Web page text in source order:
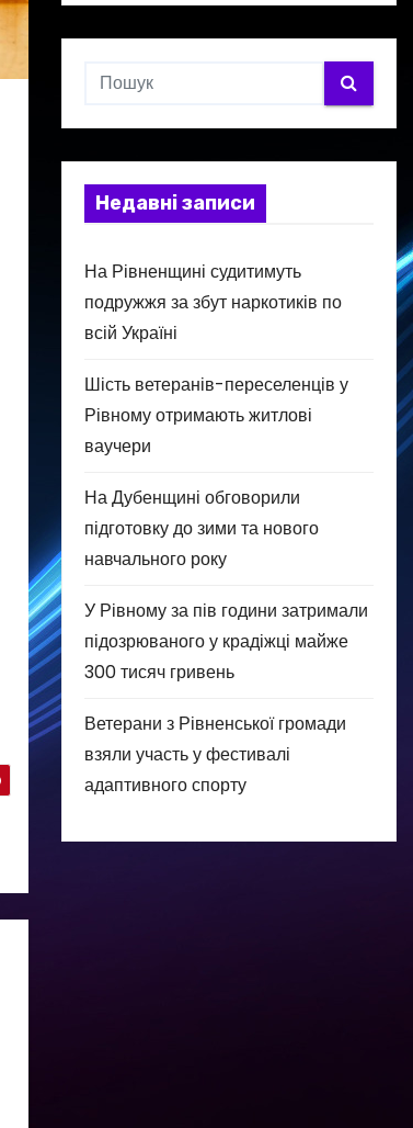
Недавні записи
На Рівненщині судитимуть
подружжя за збут наркотиків по
всій Україні
Шість ветеранів-переселенців у
Рівному отримають житлові
ваучери
На Дубенщині обговорили
підготовку до зими та нового
навчального року
У Рівному за пів години затримали
підозрюваного у крадіжці майже
300 тисяч гривень
Ветерани з Рівненської громади
взяли участь у фестивалі
адаптивного спорту